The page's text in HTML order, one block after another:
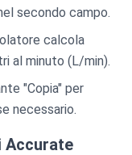
secondo campo.
calcola
al minuto (L/min).
"Copia" per
necessario.
Accurate